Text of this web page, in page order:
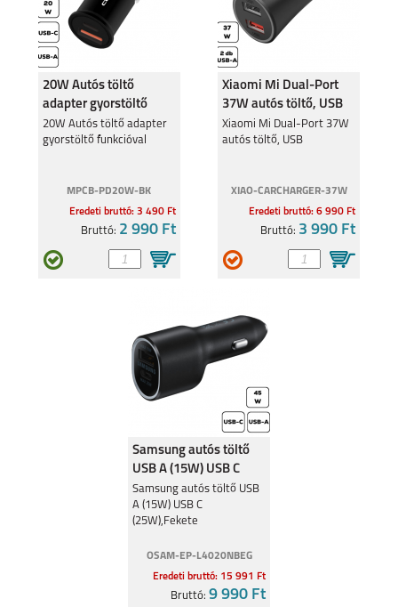
MOTOROLA MOTO
MOTOROLA MOTO
G34 5G
MOTOROLA G54 5G
MOTOROLA MOTO
20W Autós töltő
adapter gyorstöltő
funkcióval
20W Autós töltő adapter
gyorstöltő funkcióval
MPCB-PD20W-BK
Eredeti bruttó: 3 490 Ft
Bruttó: 2 990 Ft
Xiaomi Mi Dual-Port
37W autós töltő, USB
Xiaomi Mi Dual-Port 37W
autós töltő, USB
XIAO-CARCHARGER-37W
Eredeti bruttó: 6 990 Ft
Bruttó: 3 990 Ft
Samsung autós töltő
USB A (15W) USB C
(25W),Fekete
Samsung autós töltő USB
A (15W) USB C
(25W),Fekete
OSAM-EP-L4020NBEG
Eredeti bruttó: 15 991 Ft
Bruttó: 9 990 Ft